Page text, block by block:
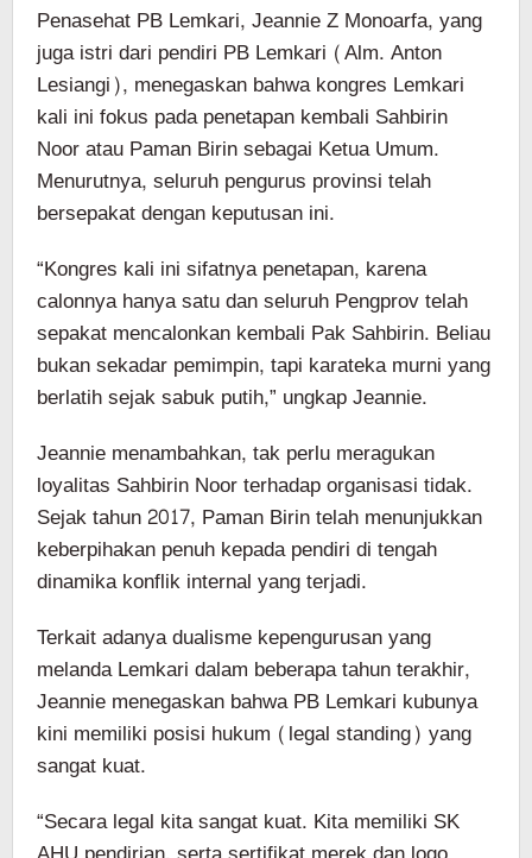
Penasehat PB Lemkari, Jeannie Z Monoarfa, yang
juga istri dari pendiri PB Lemkari (Alm. Anton
Lesiangi), menegaskan bahwa kongres Lemkari
kali ini fokus pada penetapan kembali Sahbirin
Noor atau Paman Birin sebagai Ketua Umum.
Menurutnya, seluruh pengurus provinsi telah
bersepakat dengan keputusan ini.
“Kongres kali ini sifatnya penetapan, karena
calonnya hanya satu dan seluruh Pengprov telah
sepakat mencalonkan kembali Pak Sahbirin. Beliau
bukan sekadar pemimpin, tapi karateka murni yang
berlatih sejak sabuk putih,” ungkap Jeannie.
Jeannie menambahkan, tak perlu meragukan
loyalitas Sahbirin Noor terhadap organisasi tidak.
Sejak tahun 2017, Paman Birin telah menunjukkan
keberpihakan penuh kepada pendiri di tengah
dinamika konflik internal yang terjadi.
Terkait adanya dualisme kepengurusan yang
melanda Lemkari dalam beberapa tahun terakhir,
Jeannie menegaskan bahwa PB Lemkari kubunya
kini memiliki posisi hukum (legal standing) yang
sangat kuat.
“Secara legal kita sangat kuat. Kita memiliki SK